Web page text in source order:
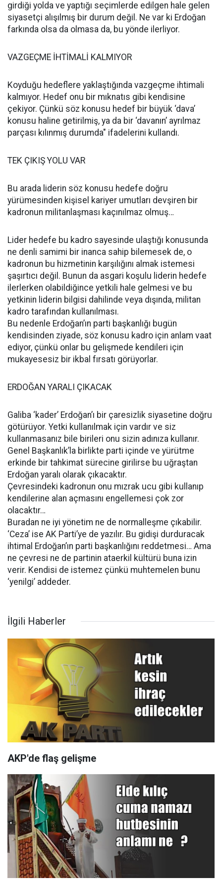
girdiği yolda ve yaptığı seçimlerde edilgen hale gelen
siyasetçi alışılmış bir durum değil. Ne var ki Erdoğan
farkında olsa da olmasa da, bu yönde ilerliyor.
VAZGEÇME İHTİMALİ KALMIYOR
Koyduğu hedeflere yaklaştığında vazgeçme ihtimali
kalmıyor. Hedef onu bir mıknatıs gibi kendisine
çekiyor. Çünkü söz konusu hedef bir büyük ‘dava’
konusu haline getirilmiş, ya da bir ‘davanın’ ayrılmaz
parçası kılınmış durumda" ifadelerini kullandı.
TEK ÇIKIŞ YOLU VAR
Bu arada liderin söz konusu hedefe doğru
yürümesinden kişisel kariyer umutları devşiren bir
kadronun militanlaşması kaçınılmaz olmuş…
Lider hedefe bu kadro sayesinde ulaştığı konusunda
ne denli samimi bir inanca sahip bilemesek de, o
kadronun bu hizmetinin karşılığını almak istemesi
şaşırtıcı değil. Bunun da asgari koşulu liderin hedefe
ilerlerken olabildiğince yetkili hale gelmesi ve bu
yetkinin liderin bilgisi dahilinde veya dışında, militan
kadro tarafından kullanılması.
Bu nedenle Erdoğan’ın parti başkanlığı bugün
kendisinden ziyade, söz konusu kadro için anlam vaat
ediyor, çünkü onlar bu gelişmede kendileri için
mukayesesiz bir ikbal fırsatı görüyorlar.
ERDOĞAN YARALI ÇIKACAK
Galiba ‘kader’ Erdoğan’ı bir çaresizlik siyasetine doğru
götürüyor. Yetki kullanılmak için vardır ve siz
kullanmasanız bile birileri onu sizin adınıza kullanır.
Genel Başkanlık’la birlikte parti içinde ve yürütme
erkinde bir tahkimat sürecine girilirse bu uğraştan
Erdoğan yaralı olarak çıkacaktır.
Çevresindeki kadronun onu mızrak ucu gibi kullanıp
kendilerine alan açmasını engellemesi çok zor
olacaktır…
Buradan ne iyi yönetim ne de normalleşme çıkabilir.
‘Ceza’ ise AK Parti’ye de yazılır. Bu gidişi durduracak
ihtimal Erdoğan’ın parti başkanlığını reddetmesi… Ama
ne çevresi ne de partinin ataerkil kültürü buna izin
verir. Kendisi de istemez çünkü muhtemelen bunu
‘yenilgi’ addeder.
İlgili Haberler
AKP'de flaş gelişme